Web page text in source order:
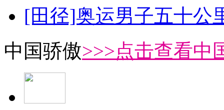
[田径]奥运男子五十公
中国骄傲>>>点击查看中